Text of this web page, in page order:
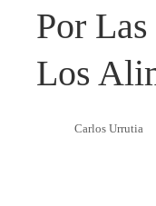
Por
Los
Carlos Urrutia